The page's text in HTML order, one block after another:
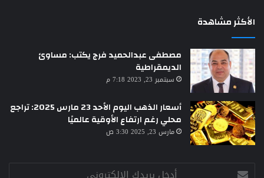
الأكثر مشاهدة
مصطفى عبدالحميد فرج يكتب: مساوئ
الديمقراطية
سبتمبر 23, 2023 7:18 م
أسعار الذهب اليوم الأحد 23 مارس 2025: تراجع
محلي رغم ارتفاع الأوقية عالميًا
مارس 23, 2025 3:30 ص
أدخل